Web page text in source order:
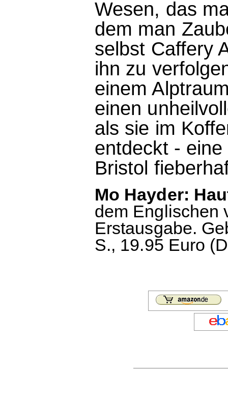
Wesen, das
dem man
selbst Caffery
ihn zu
einem
einen
als sie im
entdeckt -
Bristol
Mo Hayder:
dem Englischen
Erstausgabe.
S., 19.95 Euro